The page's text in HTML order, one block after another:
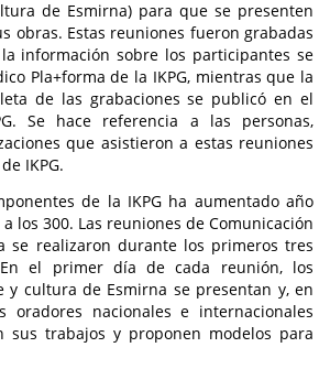
de Esmirna) para que se presenten
obras. Estas reuniones fueron grabadas
información sobre los participantes se
Pla+forma de la IKPG, mientras que la
de las grabaciones se publicó en el
Se hace referencia a las personas,
que asistieron a estas reuniones
IKPG.
de la IKPG ha aumentado año
los 300. Las reuniones de Comunicación
se realizaron durante los primeros tres
el primer día de cada reunión, los
y cultura de Esmirna se presentan y, en
oradores nacionales e internacionales
sus trabajos y proponen modelos para